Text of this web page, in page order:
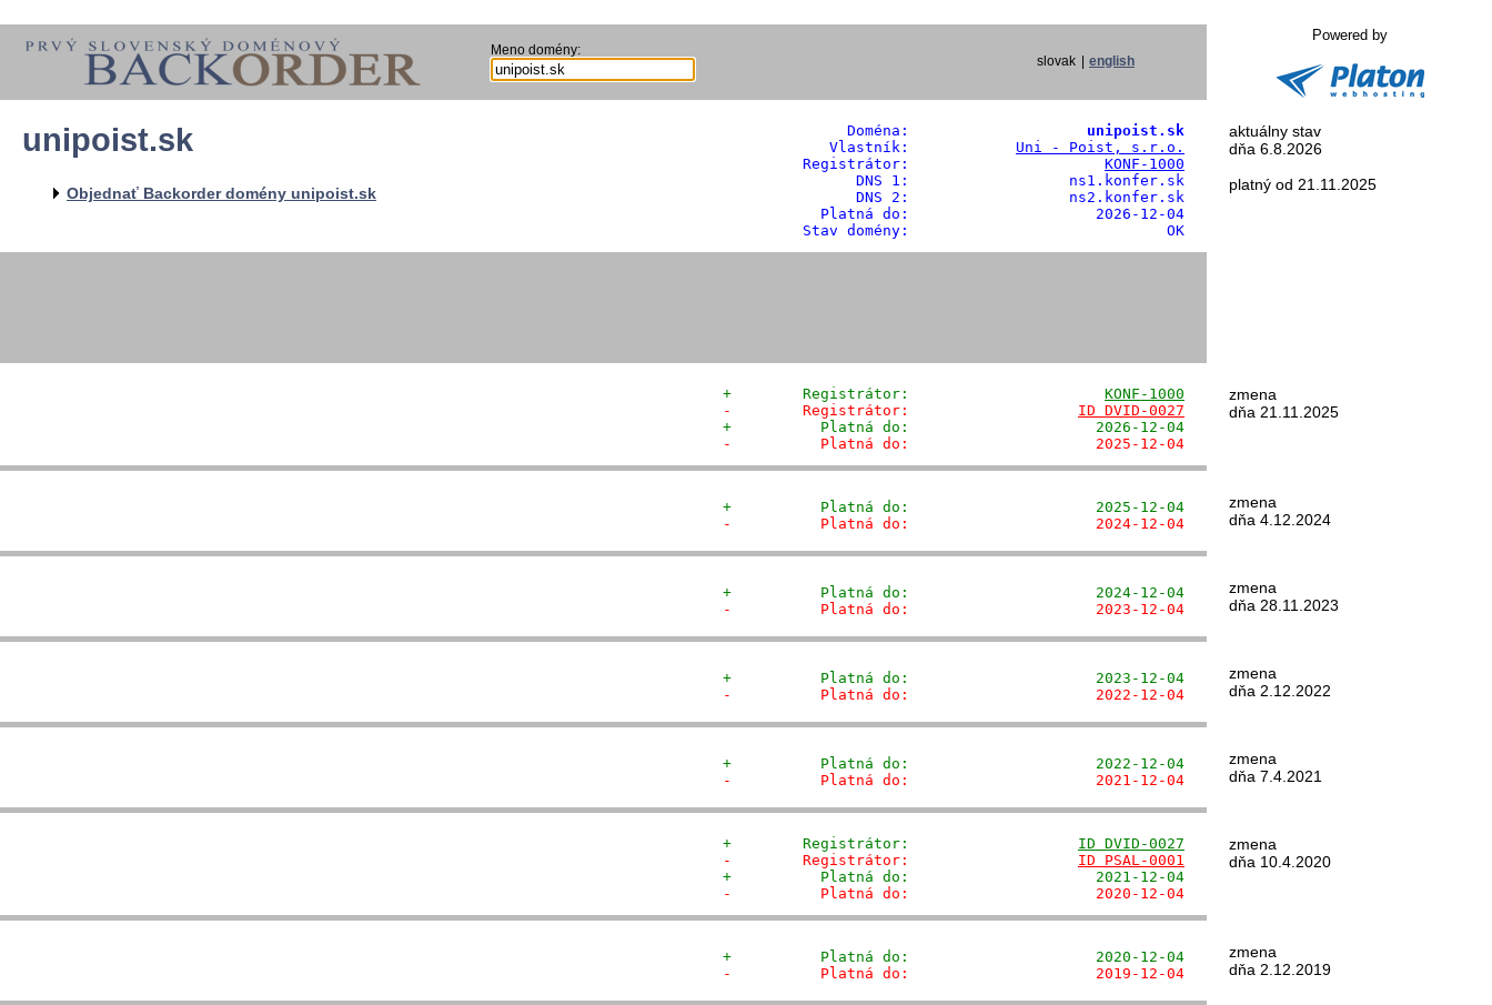
Meno domény:
slovak english
Powered by
unipoist.sk
Objednať Backorder domény unipoist.sk
              Doména:
                   unipoist.sk
            Vlastník:
Uni - Poist, s.r.o.
         Registrátor:
KONF-1000
                DNS 1:                  ns1.konfer.sk
                DNS 2:                  ns2.konfer.sk
           Platná do:                     2026-12-04
         Stav domény:                             OK
aktuálny stav
dňa 6.8.2026
platný od 21.11.2025
+        Registrátor: KONF-1000
-        Registrátor: ID DVID-0027
+          Platná do:                     2026-12-04
-          Platná do:                     2025-12-04
zmena
dňa 21.11.2025
+          Platná do:                     2025-12-04
-          Platná do:                     2024-12-04
zmena
dňa 4.12.2024
+          Platná do:                     2024-12-04
-          Platná do:                     2023-12-04
zmena
dňa 28.11.2023
+          Platná do:                     2023-12-04
-          Platná do:                     2022-12-04
zmena
dňa 2.12.2022
+          Platná do:                     2022-12-04
-          Platná do:                     2021-12-04
zmena
dňa 7.4.2021
+        Registrátor: ID DVID-0027
-        Registrátor: ID PSAL-0001
+          Platná do:                     2021-12-04
-          Platná do:                     2020-12-04
zmena
dňa 10.4.2020
+          Platná do:                     2020-12-04
-          Platná do:                     2019-12-04
zmena
dňa 2.12.2019